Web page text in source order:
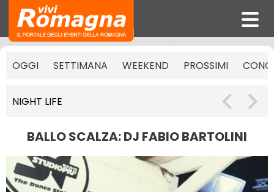
OGGI SETTIMANA WEEKEND PROSSIMI
NIGHT LIFE
BALLO SCALZA: DJ FABIO BARTOLINI